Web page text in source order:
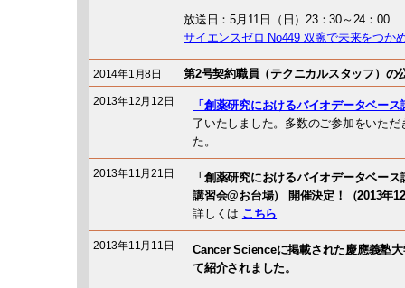
放送日：5月11日（日）23：30～24：00
サイエンスゼロ No449 双腕で未来をつか
2014年1月8日 第2号契約職員（テクニカルスタッフ）の
2013年12月12日
「創薬研究におけるバイオデータベース
了いたしました。多数のご参加をいた
た。
2013年11月21日
「創薬研究におけるバイオデータベー
講習会@お台場） 開催決定！（2013年
詳しくは こちら
2013年11月11日
Cancer Scienceに掲載された慶應義塾
て紹介されました。